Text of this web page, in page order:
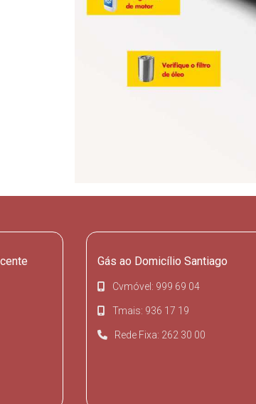
Gás ao Domicílio Santiago
Cvmóvel: 999 69 04
Tmais: 936 17 19
Rede Fixa: 262 30 00